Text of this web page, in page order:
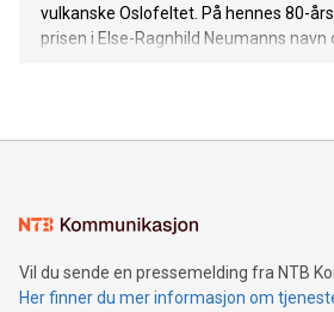
vulkanske Oslofeltet. På hennes 80-
prisen i Else-Ragnhild Neumanns navn
Vil du sende en pressemelding fra NTB
Her finner du mer informasjon om